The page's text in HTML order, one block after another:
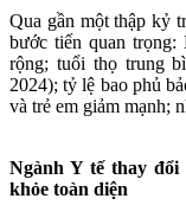
Qua gần một thập kỷ
bước tiến quan trọng:
rộng; tuổi thọ trung
2024); tỷ lệ bao phủ
và trẻ em giảm mạnh;
Ngành Y tế thay đổi
khỏe toàn diện